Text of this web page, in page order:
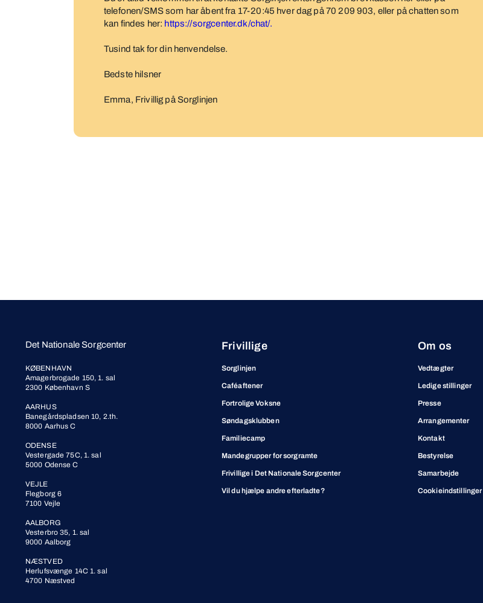
telefonen/SMS som har åbent fra 17-20:45 hver dag på 70 209 903, eller på chatten som
kan findes her: https://sorgcenter.dk/chat/.
Tusind tak for din henvendelse.
Bedste hilsner
Emma, Frivillig på Sorglinjen
Det Nationale Sorgcenter
KØBENHAVN
Amagerbrogade 150, 1. sal
2300 København S
AARHUS
Banegårdspladsen 10, 2.th.
8000 Aarhus C
ODENSE
Vestergade 75C, 1. sal
5000 Odense C
VEJLE
Flegborg 6
7100 Vejle
AALBORG
Vesterbro 35, 1. sal
9000 Aalborg
NÆSTVED
Herlufsvænge 14C 1. sal
4700 Næstved
Frivillige
Sorglinjen
Caféaftener
Fortrolige Voksne
Søndagsklubben
Familiecamp
Mandegrupper for sorgramte
Frivillige i Det Nationale Sorgcenter
Vil du hjælpe andre efterladte?
Om os
Vedtægter
Ledige stillinger
Presse
Arrangementer
Kontakt
Bestyrelse
Samarbejde
Cookieindstillinger